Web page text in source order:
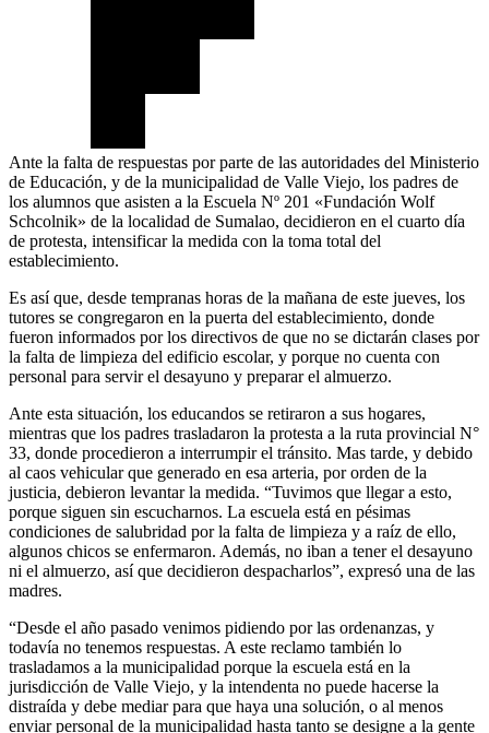
Ante la falta de respuestas por parte de las autoridades del Ministerio
de Educación, y de la municipalidad de Valle Viejo, los padres de
los alumnos que asisten a la Escuela Nº 201 «Fundación Wolf
Schcolnik» de la localidad de Sumalao, decidieron en el cuarto día
de protesta, intensificar la medida con la toma total del
establecimiento.
Es así que, desde tempranas horas de la mañana de este jueves, los
tutores se congregaron en la puerta del establecimiento, donde
fueron informados por los directivos de que no se dictarán clases por
la falta de limpieza del edificio escolar, y porque no cuenta con
personal para servir el desayuno y preparar el almuerzo.
Ante esta situación, los educandos se retiraron a sus hogares,
mientras que los padres trasladaron la protesta a la ruta provincial N°
33, donde procedieron a interrumpir el tránsito. Mas tarde, y debido
al caos vehicular que generado en esa arteria, por orden de la
justicia, debieron levantar la medida. “Tuvimos que llegar a esto,
porque siguen sin escucharnos. La escuela está en pésimas
condiciones de salubridad por la falta de limpieza y a raíz de ello,
algunos chicos se enfermaron. Además, no iban a tener el desayuno
ni el almuerzo, así que decidieron despacharlos”, expresó una de las
madres.
“Desde el año pasado venimos pidiendo por las ordenanzas, y
todavía no tenemos respuestas. A este reclamo también lo
trasladamos a la municipalidad porque la escuela está en la
jurisdicción de Valle Viejo, y la intendenta no puede hacerse la
distraída y debe mediar para que haya una solución, o al menos
enviar personal de la municipalidad hasta tanto se designe a la gente